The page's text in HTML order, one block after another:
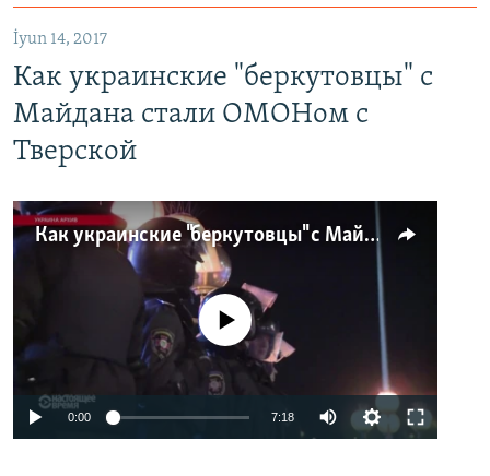
İyun 14, 2017
Как украинские "беркутовцы" с
Майдана стали ОМОНом с
Тверской
Как украинские "беркутовцы" с Майдана стали ОМОНом с Тверской
No media source currently available
0:00 7:18